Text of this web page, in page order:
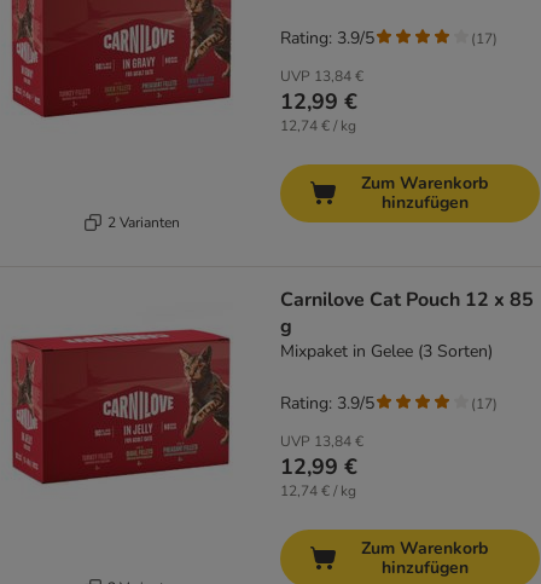
2 Varianten
UVP 13,84 €
12,99 €
12,74 € / kg
Rating: 3.9/5 (17)
Zum Warenkorb
hinzufügen
Carnilove Cat Pouch 12 x 85
g
Mixpaket in Gelee (3 Sorten)
UVP 13,84 €
12,99 €
12,74 € / kg
Rating: 3.9/5 (17)
Zum Warenkorb
hinzufügen